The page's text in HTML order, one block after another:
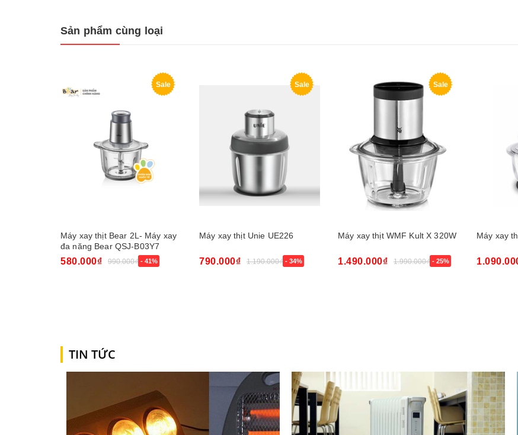
Sản phẩm cùng loại
Sale
Máy xay thịt Bear 2L- Máy xay
đa năng Bear QSJ-B03Y7
580.000₫ 990.000₫ - 41%
Sale
Máy xay thịt Unie UE226
790.000₫ 1.190.000₫ - 34%
Sale
Máy xay thịt WMF Kult X 320W
1.490.000₫ 1.990.000₫ - 25%
Máy xay
TIN TỨC